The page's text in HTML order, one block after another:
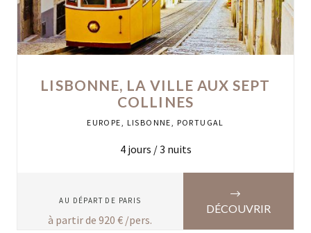
LISBONNE, LA VILLE AUX SEPT
COLLINES
EUROPE LISBONNE PORTUGAL
4jours /3 nuits
AU DÉPART DE PARIS
à partir de920 € /pers.
DÉCOUVRIR